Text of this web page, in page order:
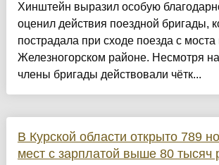
Хинштейн выразил особую
оценил действия поездной бригады,
пострадала при сходе поезда с моста
Железногорском районе. Несмотря
члены бригады действовали чётк...
В Курской области открыто 789
мест с зарплатой выше 80 тысяч